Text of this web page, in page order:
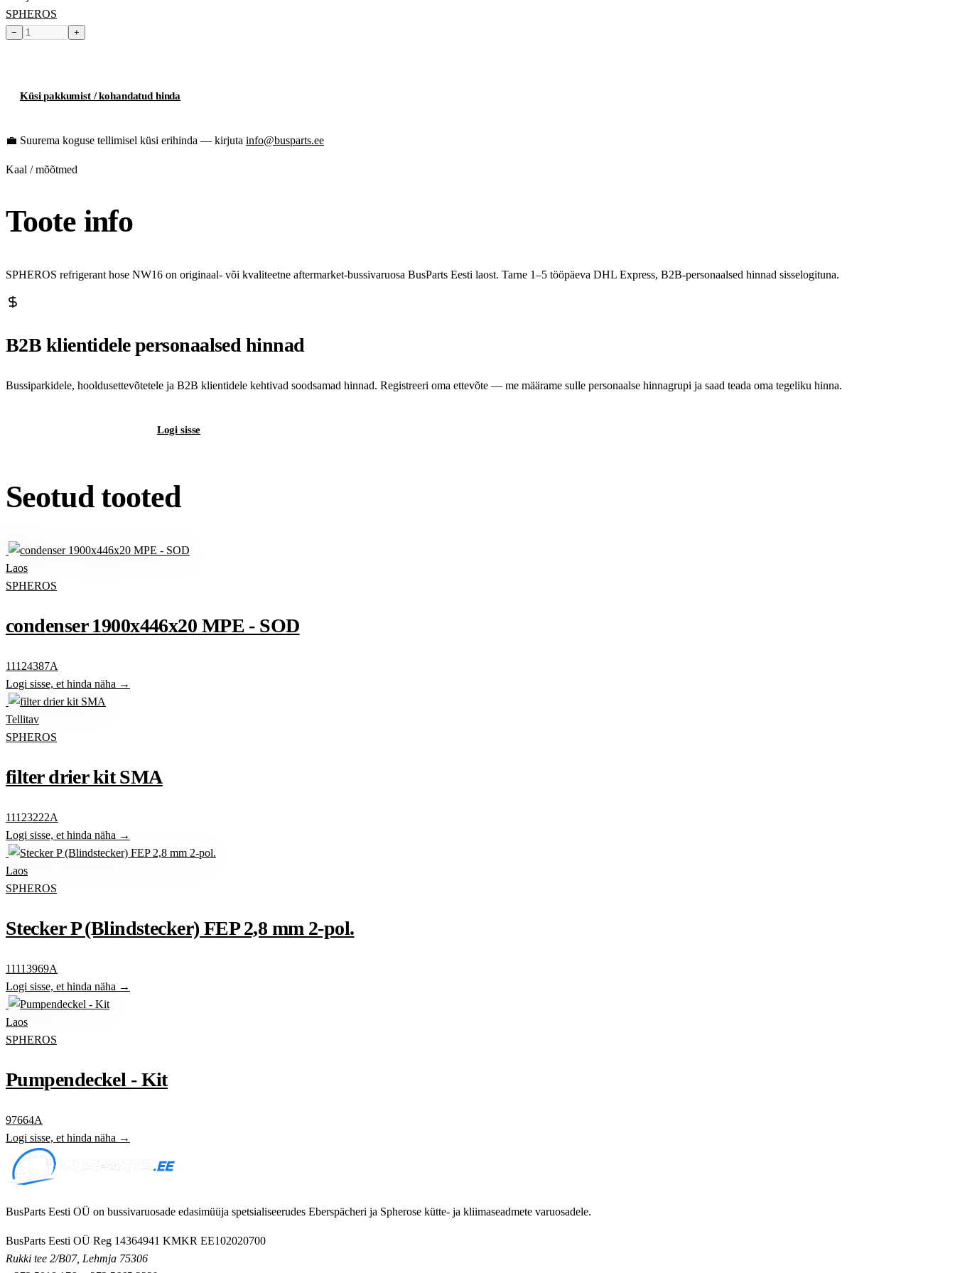
SPHEROS
− +
Küsi pakkumist / kohandatud hinda
💼 Suurema koguse tellimisel küsi erihinda — kirjuta info@busparts.ee
Kaal / mõõtmed
Toote info
SPHEROS refrigerant hose NW16 on originaal- või kvaliteetne aftermarket-bussivaruosa BusParts Eesti laost. Tarne 1–5 tööpäeva DHL Express, B2B-personaalsed hinnad sisselogituna.
B2B klientidele personaalsed hinnad
Bussiparkidele, hooldusettevõtetele ja B2B klientidele kehtivad soodsamad hinnad. Registreeri oma ettevõte — me määrame sulle personaalse hinnagrupi ja saad teada oma tegeliku hinna.
Logi sisse
Seotud tooted
Laos
SPHEROS
condenser 1900x446x20 MPE - SOD
11124387A
Logi sisse, et hinda näha →
Tellitav
SPHEROS
filter drier kit SMA
11123222A
Logi sisse, et hinda näha →
Laos
SPHEROS
Stecker P (Blindstecker) FEP 2,8 mm 2-pol.
11113969A
Logi sisse, et hinda näha →
Laos
SPHEROS
Pumpendeckel - Kit
97664A
Logi sisse, et hinda näha →
BusParts Eesti OÜ on bussivaruosade edasimüüja spetsialiseerudes Eberspächeri ja Spherose kütte- ja kliimaseadmete varuosadele.
BusParts Eesti OÜ Reg 14364941 KMKR EE102020700
Rukki tee 2/B07, Lehmja 75306